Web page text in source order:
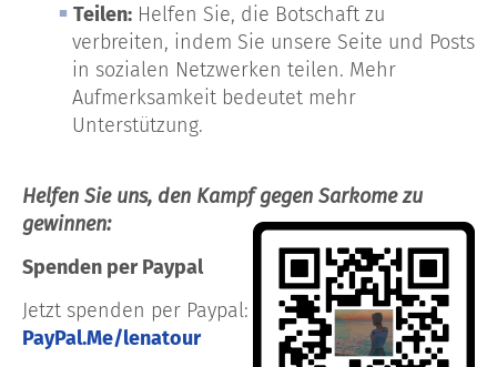
Teilen: Helfen Sie, die Botschaft zu
verbreiten, indem Sie unsere Seite und Posts
in sozialen Netzwerken teilen. Mehr
Aufmerksamkeit bedeutet mehr
Unterstützung.
Helfen Sie uns, den Kampf gegen Sarkome zu
gewinnen:
Spenden per Paypal
Jetzt spenden per Paypal:
PayPal.Me/lenatour